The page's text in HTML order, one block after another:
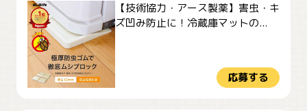
【技術協力・アース製薬】害虫・キ
ズ凹み防止に！冷蔵庫マットの...
応募する